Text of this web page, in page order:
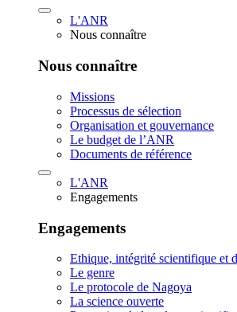
L'ANR
Nous connaître
Nous connaître
Missions
Processus de sélection
Organisation et gouvernance
Le budget de l’ANR
Documents de référence
L'ANR
Engagements
Engagements
Ethique, intégrité scientifique et
Le genre
Le protocole de Nagoya
La science ouverte